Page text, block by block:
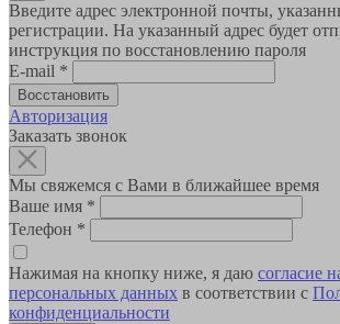
Введите адрес электронной почты,
регистрации. На указанный адрес будет
инструкция по восстановлению пароля
E-mail *
Авторизация
Заказать звонок
Мы свяжемся с Вами в ближайшее время
Ваше имя *
Телефон *
Нажимая на кнопку ниже, я даю согласие
персональных данных в соответствии с
конфиденциальности